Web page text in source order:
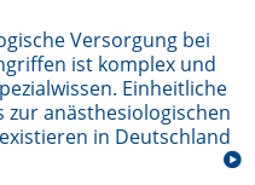
Ver­sorgung bei
ist komplex und
Einheitliche
zur anästhesiologischen
in Deutschland